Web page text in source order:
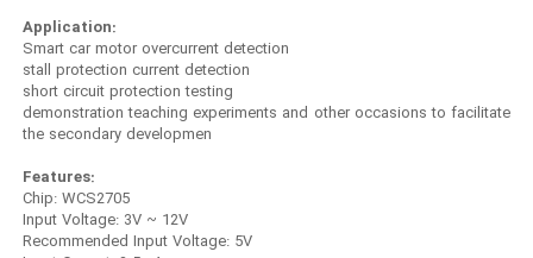
Application:
Smart car motor overcurrent detection
stall protection current detection
short circuit protection testing
demonstration teaching experiments and other occasions to facilitate
the secondary developmen
Features:
Chip: WCS2705
Input Voltage: 3V ~ 12V
Recommended Input Voltage: 5V